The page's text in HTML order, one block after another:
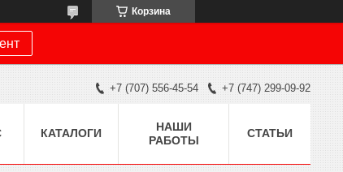
Корзина
+7 (707) 556-45-54 +7 (747) 299-09-92
КАТАЛОГИ
НАШИ
РАБОТЫ
СТАТЬИ